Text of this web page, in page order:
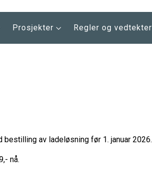
Prosjekter Regler og vedtekter
av ladeløsning før 1. januar 2026.
nå.